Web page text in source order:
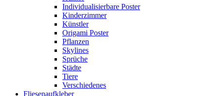
Individualisierbare Poster
Kinderzimmer
Künstler
Origami Poster
Pflanzen
Skylines
Sprüche
Städte
Tiere
Verschiedenes
Fliesenaufkleber